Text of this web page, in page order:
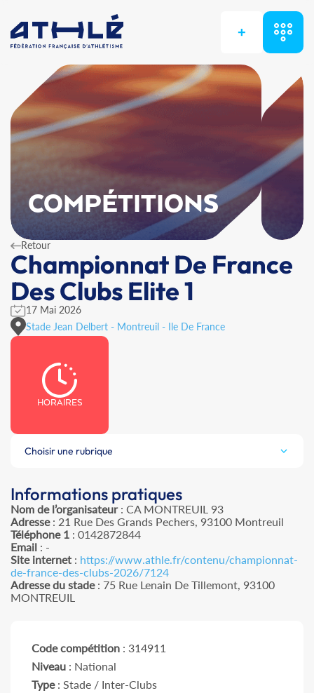
+
COMPÉTITIONS
Retour
Championnat De France
Des Clubs Elite 1
17 Mai 2026
Stade Jean Delbert - Montreuil - Ile De France
HORAIRES
Choisir une rubrique
Informations pratiques
Nom de l’organisateur: CA MONTREUIL 93
Adresse: 21 Rue Des Grands Pechers, 93100 Montreuil
Téléphone 1 : 0142872844
Email : -
Site internet : https://www.athle.fr/contenu/championnat-
de-france-des-clubs-2026/7124
Adresse du stade: 75 Rue Lenain De Tillemont, 93100
MONTREUIL
Code compétition : 314911
Niveau : National
Type: Stade / Inter-Clubs